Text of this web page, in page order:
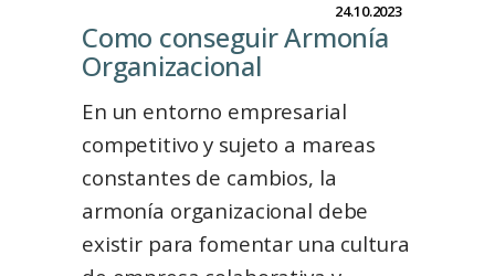
24.10.2023
Como conseguir Armonía
Organizacional
En un entorno empresarial
competitivo y sujeto a mareas
constantes de cambios, la
armonía organizacional debe
existir para fomentar una cultura